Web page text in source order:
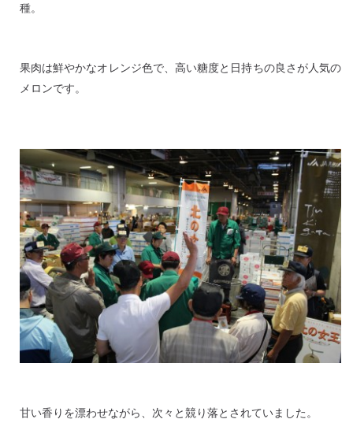
種。
果肉は鮮やかなオレンジ色で、高い糖度と日持ちの良さが人気の
メロンです。
甘い香りを漂わせながら、次々と競り落とされていました。